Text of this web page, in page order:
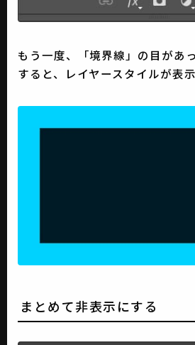
もう一度、「境界線」の目があ
すると、レイヤースタイルが表
まとめて非表示にする